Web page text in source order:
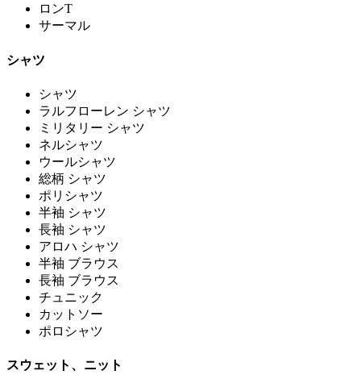
ロンT
サーマル
シャツ
シャツ
ラルフローレン シャツ
ミリタリー シャツ
ネルシャツ
ウールシャツ
総柄 シャツ
ポリシャツ
半袖 シャツ
長袖 シャツ
アロハ シャツ
半袖 ブラウス
長袖 ブラウス
チュニック
カットソー
ポロシャツ
スウェット、ニット